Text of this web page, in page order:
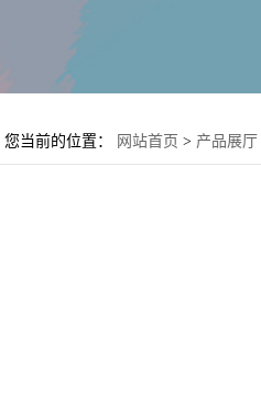
您当前的位置： 网站首页 > 产品展厅